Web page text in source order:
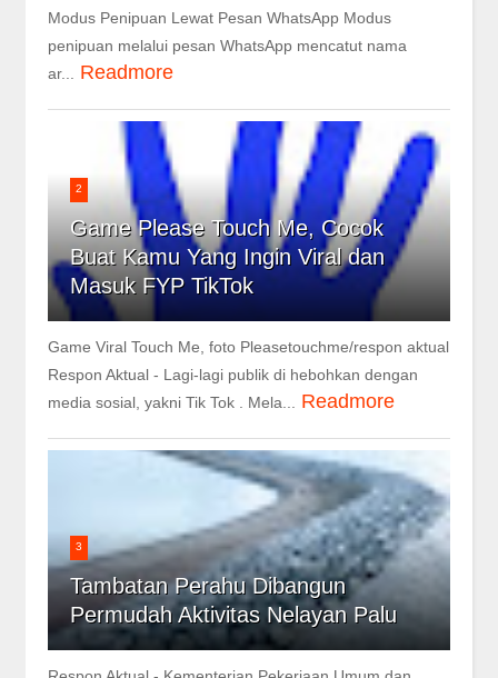
Modus Penipuan Lewat Pesan WhatsApp Modus
penipuan melalui pesan WhatsApp mencatut nama
ar...
Readmore
2
Game Please Touch Me, Cocok
Buat Kamu Yang Ingin Viral dan
Masuk FYP TikTok
Game Viral Touch Me, foto Pleasetouchme/respon aktual
Respon Aktual - Lagi-lagi publik di hebohkan dengan
media sosial, yakni Tik Tok . Mela...
Readmore
3
Tambatan Perahu Dibangun
Permudah Aktivitas Nelayan Palu